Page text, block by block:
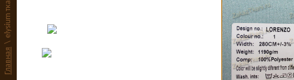
Главная
\
elysium ткань